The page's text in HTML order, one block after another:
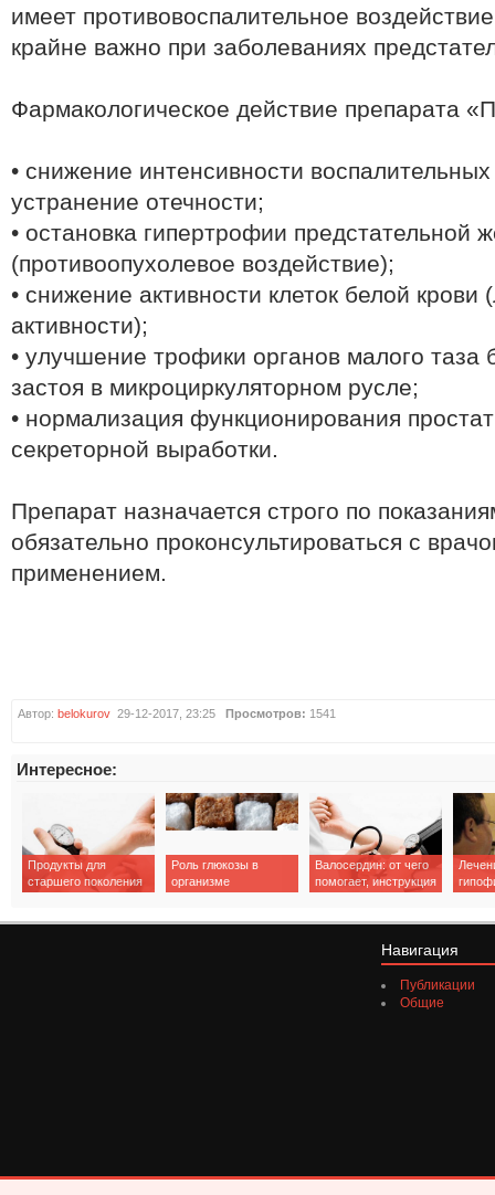
имеет противовоспалительное
крайне важно при заболеваниях
Фармакологическое действие препарата
• снижение интенсивности
устранение отечности;
• остановка гипертрофии предстательной
(противоопухолевое воздействие);
• снижение активности клеток белой крови
активности);
• улучшение трофики органов малого таза
застоя в микроциркуляторном русле;
• нормализация функционирования
секреторной выработки.
Препарат назначается строго по
обязательно проконсультироваться с
применением.
Автор: belokurov 29-12-2017, 23:25 Просмотров: 1541
Интересное:
Продукты для
старшего поколения
Роль глюкозы в
организме
Валосердин: от чего
помогает, инструкция
Навигация
Публикации
Общие